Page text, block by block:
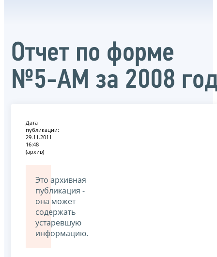
Отчет по форме
№5-АМ за 2008
Дата
публикации:
29.11.2011
16:48
(архив)
Это архивная
публикация -
она может
содержать
устаревшую
информацию.